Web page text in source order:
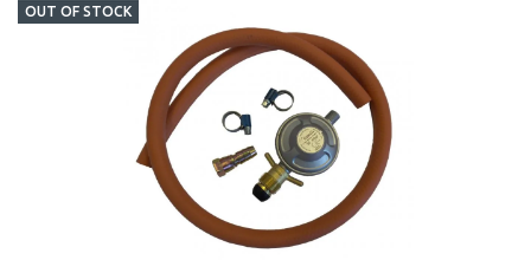
OUT OF STOCK